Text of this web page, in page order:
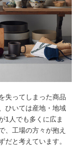
失ってしまった商品
ひいては産地・地域
1人でも多くに広ま
、工場の方々が抱え
だと考えています。